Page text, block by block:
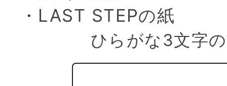
・LAST STEPの紙
ひらがな3文字